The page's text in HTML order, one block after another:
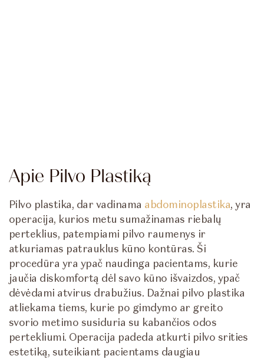
Apie Pilvo Plastiką
Pilvo plastika, dar vadinama abdominoplastika, yra
operacija, kurios metu sumažinamas riebalų
perteklius, patempiami pilvo raumenys ir
atkuriamas patrauklus kūno kontūras. Ši
procedūra yra ypač naudinga pacientams, kurie
jaučia diskomfortą dėl savo kūno išvaizdos, ypač
dėvėdami atvirus drabužius. Dažnai pilvo plastika
atliekama tiems, kurie po gimdymo ar greito
svorio metimo susiduria su kabančios odos
pertekliumi. Operacija padeda atkurti pilvo srities
estetiką, suteikiant pacientams daugiau